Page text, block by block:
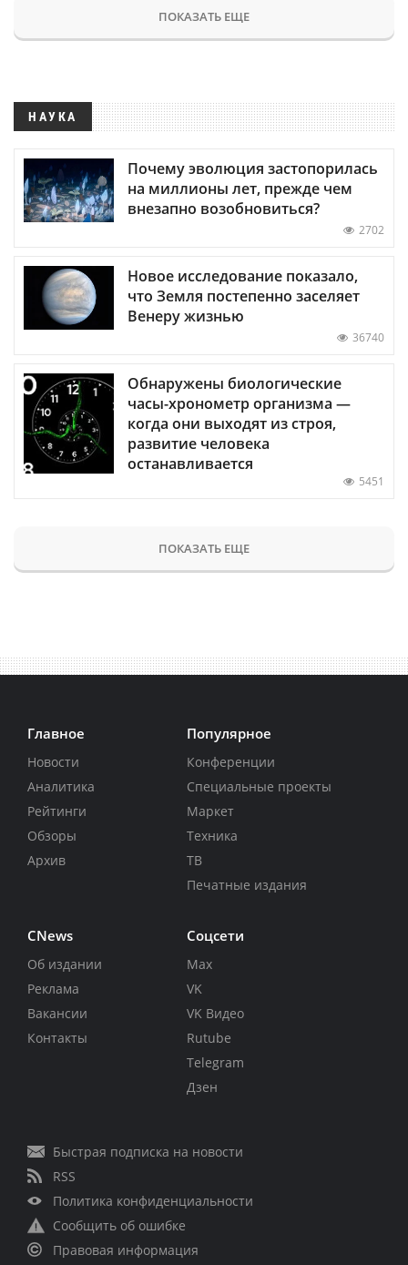
ПОКАЗАТЬ ЕЩЕ
НАУКА
Почему эволюция застопорилась
на миллионы лет, прежде чем
внезапно возобновиться?
2702
Новое исследование показало,
что Земля постепенно заселяет
Венеру жизнью
36740
Обнаружены биологические
часы-хронометр организма —
когда они выходят из строя,
развитие человека
останавливается
5451
ПОКАЗАТЬ ЕЩЕ
Главное
Новости
Аналитика
Рейтинги
Обзоры
Архив
Популярное
Конференции
Специальные проекты
Маркет
Техника
ТВ
Печатные издания
CNews
Об издании
Реклама
Вакансии
Контакты
Соцсети
Max
VK
VK Видео
Rutube
Telegram
Дзен
Быстрая подписка на новости
RSS
Политика конфиденциальности
Сообщить об ошибке
Правовая информация